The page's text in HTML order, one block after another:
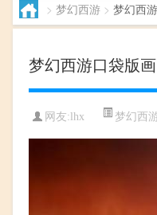
> 梦幻西游 > 梦幻西
梦幻西游口袋版
网友: lhx 梦幻西